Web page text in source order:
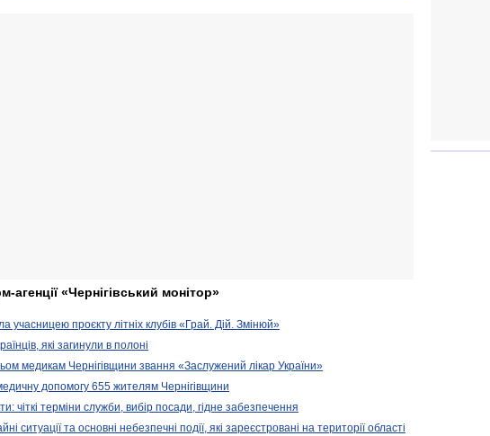
агенції «Чернігівський монітор»
учасницею проєкту літніх клубів «Грай. Дій. Змінюй»
які загинули в полоні
медикам Чернігівщини звання «Заслужений лікар України»
допомогу 655 жителям Чернігівщини
чіткі терміни служби, вибір посади, гідне забезпечення
ситуації та основні небезпечні події, які зареєстровані на території області